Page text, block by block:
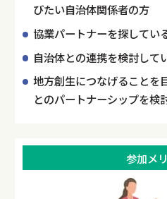
びたい自治体関係者の方
協業パートナーを探してい
自治体との連携を検討して
地方創生につなげることを
とのパートナーシップを検
参加メ